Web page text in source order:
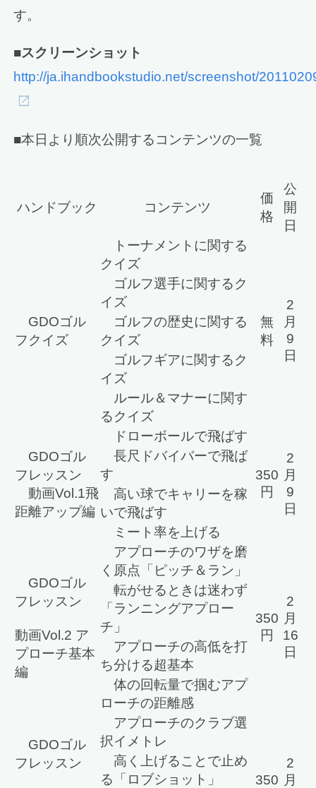
す。
■スクリーンショット
http://ja.ihandbookstudio.net/screenshot/
■本日より順次公開するコンテンツの一覧
ハンドブック コンテンツ
価
格
公
開
日
GDOゴル
フクイズ
トーナメントに関する
クイズ
無
料
2
月
9
日
ゴルフ選手に関するク
イズ
ゴルフの歴史に関する
クイズ
ゴルフギアに関するク
イズ
ルール＆マナーに関す
るクイズ
GDOゴル
フレッスン
動画Vol.1飛
距離アップ編
ドローボールで飛ばす
350
円
2
月
9
日
長尺ドバイバーで飛ば
す
高い球でキャリーを稼
いで飛ばす
ミート率を上げる
GDOゴル
フレッスン
動画Vol.2 ア
プローチ基本
編
アプローチのワザを磨
く原点「ピッチ＆ラン」
350
円
2
月
16
日
転がせるときは迷わず
「ランニングアプロー
チ」
アプローチの高低を打
ち分ける超基本
体の回転量で掴むアプ
ローチの距離感
GDOゴル
フレッスン
アプローチのクラブ選
択イメトレ
350
2
月
高く上げることで止め
る「ロブショット」